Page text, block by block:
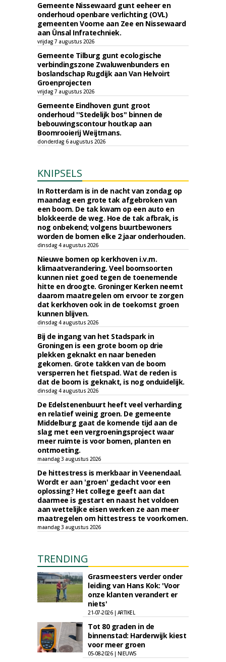
Gemeente Nissewaard gunt eeheer en
onderhoud openbare verlichting (OVL)
gemeenten Voorne aan Zee en Nissewaard
aan Ünsal Infratechniek.
vrijdag 7 augustus 2026
Gemeente Tilburg gunt ecologische
verbindingszone Zwaluwenbunders en
boslandschap Rugdijk aan Van Helvoirt
Groenprojecten
vrijdag 7 augustus 2026
Gemeente Eindhoven gunt groot
onderhoud ''Stedelijk bos'' binnen de
bebouwingscontour houtkap aan
Boomrooierij Weijtmans.
donderdag 6 augustus 2026
KNIPSELS
In Rotterdam is in de nacht van zondag op
maandag een grote tak afgebroken van
een boom. De tak kwam op een auto en
blokkeerde de weg. Hoe de tak afbrak, is
nog onbekend; volgens buurtbewoners
worden de bomen elke 2 jaar onderhouden.
dinsdag 4 augustus 2026
Nieuwe bomen op kerkhoven i.v.m.
klimaatverandering. Veel boomsoorten
kunnen niet goed tegen de toenemende
hitte en droogte. Groninger Kerken neemt
daarom maatregelen om ervoor te zorgen
dat kerkhoven ook in de toekomst groen
kunnen blijven.
dinsdag 4 augustus 2026
Bij de ingang van het Stadspark in
Groningen is een grote boom op drie
plekken geknakt en naar beneden
gekomen. Grote takken van de boom
versperren het fietspad. Wat de reden is
dat de boom is geknakt, is nog onduidelijk.
dinsdag 4 augustus 2026
De Edelstenenbuurt heeft veel verharding
en relatief weinig groen. De gemeente
Middelburg gaat de komende tijd aan de
slag met een vergroeningsproject waar
meer ruimte is voor bomen, planten en
ontmoeting.
maandag 3 augustus 2026
De hittestress is merkbaar in Veenendaal.
Wordt er aan 'groen' gedacht voor een
oplossing? Het college geeft aan dat
daarmee is gestart en naast het voldoen
aan wettelijke eisen werken ze aan meer
maatregelen om hittestress te voorkomen.
maandag 3 augustus 2026
TRENDING
Grasmeesters verder onder
leiding van Hans Kok: 'Voor
onze klanten verandert er
niets'
21-07-2026 | ARTIKEL
Tot 80 graden in de
binnenstad: Harderwijk kiest
voor meer groen
05-08-2026 | NIEUWS